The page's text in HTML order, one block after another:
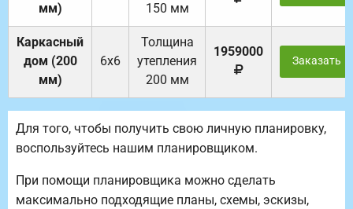
мм)
150 мм
Каркасный
дом (200
мм)
6х6
Толщина
утепления
200 мм
1959000
Заказать
Для того, чтобы получить свою личную планировку,
воспользуйтесь нашим планировщиком.
При помощи планировщика можно сделать
максимально подходящие планы, схемы, эскизы,